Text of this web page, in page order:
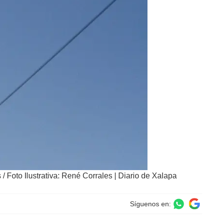
/ Foto Ilustrativa: René Corrales | Diario de Xalapa
Síguenos en: